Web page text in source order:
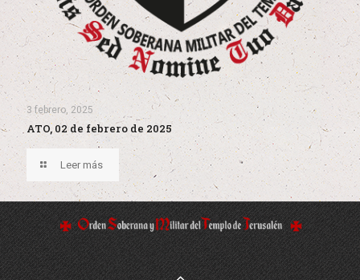
3 febrero, 2025
ATO, 02 de febrero de 2025
Leer más